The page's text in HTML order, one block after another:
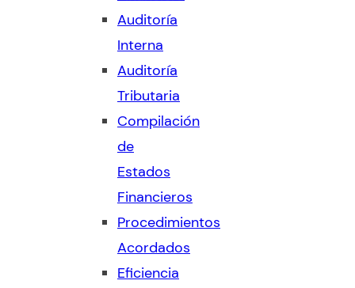
Auditoría
Interna
Auditoría
Tributaria
Compilación
de
Estados
Financieros
Procedimientos
Acordados
Eficiencia